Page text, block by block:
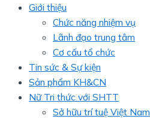
Giới thiệu
Chức năng nhiệm vụ
Lãnh đạo trung tâm
Cơ cấu tổ chức
Tin sức & Sự kiện
Sản phẩm KH&CN
Nữ Tri thức với SHTT
Sở hữu trí tuệ Việt Nam